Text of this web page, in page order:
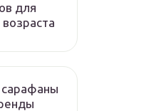
для